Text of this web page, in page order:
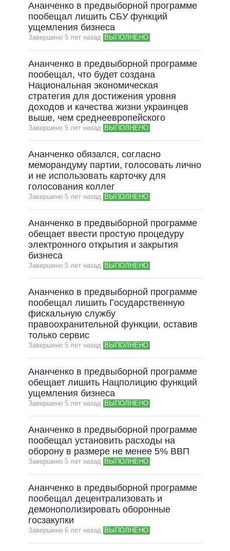
Ананченко в предвыборной программе
пообещал лишить СБУ функций
ущемления бизнеса
Завершено 5 лет назад ВЫПОЛНЕНО
Ананченко в предвыборной программе
пообещал, что будет создана
Национальная экономическая
стратегия для достижения уровня
доходов и качества жизни украинцев
выше, чем среднеевропейского
Завершено 5 лет назад ВЫПОЛНЕНО
Ананченко обязался, согласно
меморандуму партии, голосовать лично
и не использовать карточку для
голосования коллег
Завершено 5 лет назад ВЫПОЛНЕНО
Ананченко в предвыборной программе
обещает ввести простую процедуру
электронного открытия и закрытия
бизнеса
Завершено 5 лет назад ВЫПОЛНЕНО
Ананченко в предвыборной программе
пообещал лишить Государственную
фискальную службу
правоохранительной функции, оставив
только сервис
Завершено 5 лет назад ВЫПОЛНЕНО
Ананченко в предвыборной программе
обещает лишить Нацполицию функций
ущемления бизнеса
Завершено 5 лет назад ВЫПОЛНЕНО
Ананченко в предвыборной программе
пообещал установить расходы на
оборону в размере не менее 5% ВВП
Завершено 5 лет назад ВЫПОЛНЕНО
Ананченко в предвыборной программе
пообещал децентрализовать и
демонополизировать оборонные
госзакупки
Завершено 6 лет назад ВЫПОЛНЕНО